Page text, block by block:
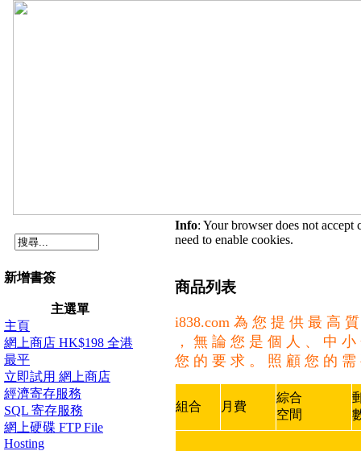
新增書簽
主選單
主頁
網上商店 HK$198 全港
最平
立即試用 網上商店
經濟寄存服務
SQL 寄存服務
網上硬碟 FTP File
Hosting
Info: Your browser does not
need to enable cookies.
商品列表
i838.com 為 您 提 供 最 高
， 無 論 您 是 個 人 、 中
您 的 要 求 。 照 顧 您 的 需
組合 月費
綜合
空間